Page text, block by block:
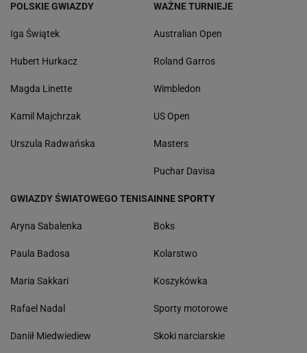
POLSKIE GWIAZDY
Iga Świątek
Hubert Hurkacz
Magda Linette
Kamil Majchrzak
Urszula Radwańska
WAŻNE TURNIEJE
Australian Open
Roland Garros
Wimbledon
US Open
Masters
Puchar Davisa
GWIAZDY ŚWIATOWEGO TENISA
Aryna Sabalenka
Paula Badosa
Maria Sakkari
Rafael Nadal
Daniił Miedwiediew
INNE SPORTY
Boks
Kolarstwo
Koszykówka
Sporty motorowe
Skoki narciarskie